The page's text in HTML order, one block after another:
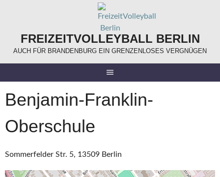
FREIZEITVOLLEYBALL BERLIN
AUCH FÜR BRANDENBURG EIN GRENZENLOSES VERGNÜGEN
Benjamin-Franklin-
Oberschule
Sommerfelder Str. 5, 13509 Berlin